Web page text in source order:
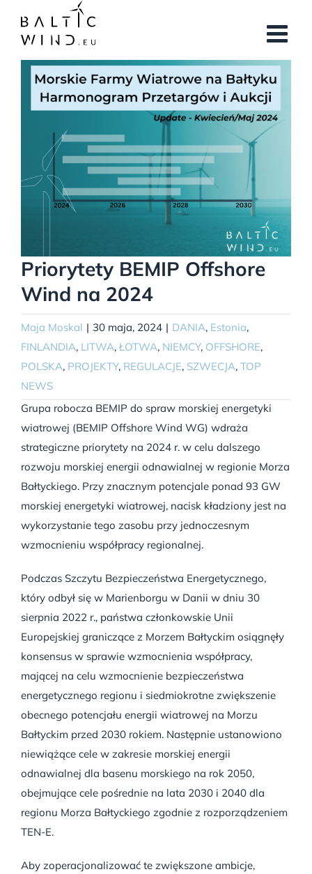
zawartości
Pokaż
większy
obrazek
Priorytety BEMIP Offshore
Wind na 2024
Maja Moskal | 30 maja, 2024 | DANIA, Estonia,
FINLANDIA, LITWA, ŁOTWA, NIEMCY, OFFSHORE,
POLSKA, PROJEKTY, REGULACJE, SZWECJA, TOP
NEWS
Grupa robocza BEMIP do spraw morskiej energetyki
wiatrowej (BEMIP Offshore Wind WG) wdraża
strategiczne priorytety na 2024 r. w celu dalszego
rozwoju morskiej energii odnawialnej w regionie Morza
Bałtyckiego. Przy znacznym potencjale ponad 93 GW
morskiej energetyki wiatrowej, nacisk kładziony jest na
wykorzystanie tego zasobu przy jednoczesnym
wzmocnieniu współpracy regionalnej.
Podczas Szczytu Bezpieczeństwa Energetycznego,
który odbył się w Marienborgu w Danii w dniu 30
sierpnia 2022 r., państwa członkowskie Unii
Europejskiej graniczące z Morzem Bałtyckim osiągnęły
konsensus w sprawie wzmocnienia współpracy,
mającej na celu wzmocnienie bezpieczeństwa
energetycznego regionu i siedmiokrotne zwiększenie
obecnego potencjału energii wiatrowej na Morzu
Bałtyckim przed 2030 rokiem. Następnie ustanowiono
niewiążące cele w zakresie morskiej energii
odnawialnej dla basenu morskiego na rok 2050,
obejmujące cele pośrednie na lata 2030 i 2040 dla
regionu Morza Bałtyckiego zgodnie z rozporządzeniem
TEN-E.
Aby zoperacjonalizować te zwiększone ambicje,